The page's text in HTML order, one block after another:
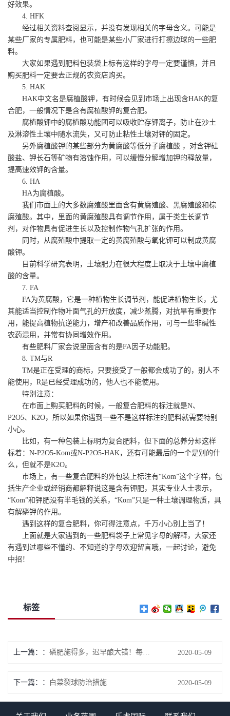
好效果。
4. HFK
经过相关资料查阅显示，并没有发现相关的字母含义。可能是
某些厂家的专属肥料，也可能是某些小厂家进行打擦边球的一些肥
料。
大家如果遇到肥料包装袋上标有这样的字母一定要谨慎，并且
购买肥料一定要去正规的农资店购买。
5. HAK
HAK中文名是腐植酸钾，有时候会见到市场上出现含HAK的复
合肥，一般情况下是含有腐植酸钾的复合肥。
腐植酸钾中的腐植酸功能团可以吸收贮存钾离子，防止在沙土
及淋溶性土壤中随水流失，又可防止粘性土壤对钾的固定。
另外腐植酸钾的某些部分为黄腐酸等低分子腐植酸 ，对含钾硅
酸盐、钾长石等矿物有溶蚀作用，可以缓慢分解增加钾的释放量，
提高速效钾的含量。
6. HA
HA为腐植酸。
我们市面上的大多数腐殖酸里面含有黄腐殖酸、黑腐殖酸和棕
腐殖酸。其中，里面的黄腐殖酸具有调节作用，属于类生长调节
剂，对作物具有促进生长以及控制作物气孔扩张的作用。
同时，从腐殖酸中提取一定的黄腐殖酸与氧化钾可以制成黄腐
酸钾。
目前科学研究表明，土壤肥力在很大程度上取决于土壤中腐植
酸的含量。
7. FA
FA为黄腐酸，它是一种植物生长调节剂，能促进植物生长，尤
其能适当控制作物叶面气孔的开放度，减少蒸腾，对抗旱有重要作
用，能提高植物抗逆能力，增产和改善品质作用，可与一些非碱性
农药混用，并常有协同增效作用。
有些肥料厂家会说里面含有的是FA因子功能肥。
8. TM与R
TM是正在受理的商标，只要接受了一般都会成功了的，别人不
能使用，R是已经受理成功的，他人也不能使用。
特别注意：
在市面上购买肥料的时候，一般复合肥料的标注就是N、
P2O5、K2O，所以如果你遇到一些不是这样标注的肥料就需要特别
小心。
比如，有一种包装上标明为复合肥料，但下面的总养分却这样
标着：N-P2O5-Kom或N-P2O5-HAK，还有可能最后的一个是别的什
么，但就不是K2O。
市场上，有一些复合肥料的外包装上标注有“Kom”这个字样，包
括生产企业或经销商都解释说这是含有钾肥，其实专业人士表示，
“Kom”和钾肥没有半毛钱的关系，“Kom”只是一种土壤调理物质，具
有解磷钾的作用。
遇到这样的复合肥料，你可得注意点，千万小心别上当了！
上面就是大家遇到的一些肥料袋子上常见字母的解释，大家还
有遇到过哪些不懂的、不知道的字母欢迎留言哦，一起讨论，避免
中招！
标签
上一篇： 磷肥施得多，迟早酿大错！每亩施多少合适？ 2020-05-09
下一篇： 白菜裂球防治措施 2020-05-09